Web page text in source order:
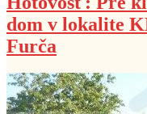
dom v lokalite
Furča